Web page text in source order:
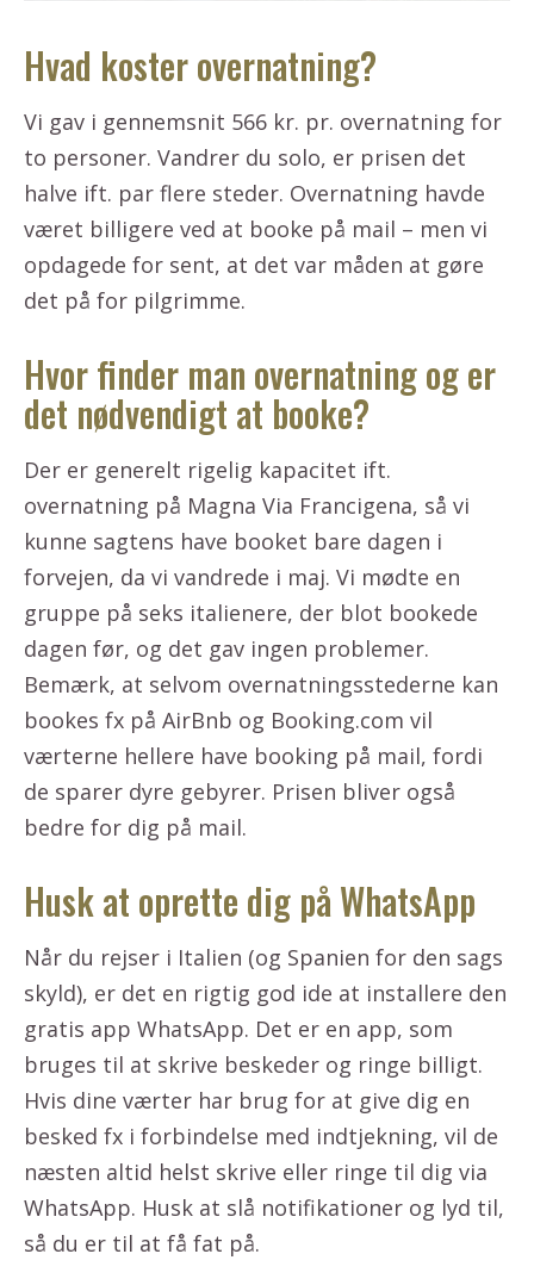
Hvad koster overnatning?
Vi gav i gennemsnit 566 kr. pr. overnatning for
to personer. Vandrer du solo, er prisen det
halve ift. par flere steder. Overnatning havde
været billigere ved at booke på mail – men vi
opdagede for sent, at det var måden at gøre
det på for pilgrimme.
Hvor finder man overnatning og er
det nødvendigt at booke?
Der er generelt rigelig kapacitet ift.
overnatning på Magna Via Francigena, så vi
kunne sagtens have booket bare dagen i
forvejen, da vi vandrede i maj. Vi mødte en
gruppe på seks italienere, der blot bookede
dagen før, og det gav ingen problemer.
Bemærk, at selvom overnatningsstederne kan
bookes fx på AirBnb og Booking.com vil
værterne hellere have booking på mail, fordi
de sparer dyre gebyrer. Prisen bliver også
bedre for dig på mail.
Husk at oprette dig på WhatsApp
Når du rejser i Italien (og Spanien for den sags
skyld), er det en rigtig god ide at installere den
gratis app WhatsApp. Det er en app, som
bruges til at skrive beskeder og ringe billigt.
Hvis dine værter har brug for at give dig en
besked fx i forbindelse med indtjekning, vil de
næsten altid helst skrive eller ringe til dig via
WhatsApp. Husk at slå notifikationer og lyd til,
så du er til at få fat på.